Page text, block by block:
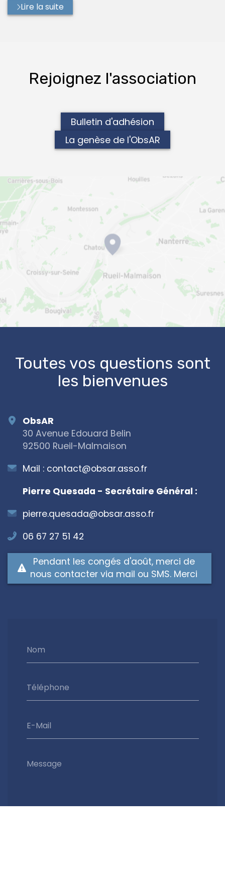
Lire la suite
Rejoignez l'association
Bulletin d'adhésion
La genèse de l'ObsAR
Toutes vos questions sont
les bienvenues
Nom
Téléphone
E-Mail
Message
ObsAR
30 Avenue Edouard Belin
92500 Rueil-Malmaison
Mail : contact@obsar.asso.fr
Pierre Quesada - Secrétaire Général :
pierre.quesada@obsar.asso.fr
06 67 27 51 42
Pendant les congés d'août, merci de
nous contacter via mail ou SMS. Merci